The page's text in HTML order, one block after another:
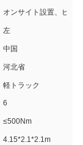
オンサイト設置、ビデ
左
中国
河北省
軽トラック
6
≤500Nm
4.15*2.1*2.1m